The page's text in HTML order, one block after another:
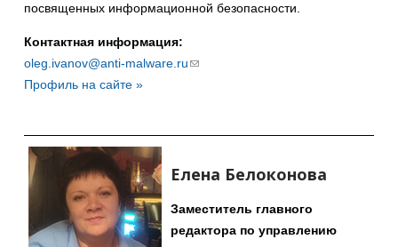
посвященных информационной безопасности.
Контактная информация:
oleg.ivanov@anti-malware.ru(ссылка
Профиль на сайте »
Елена Белоконова
Заместитель главного
редактора по управлению